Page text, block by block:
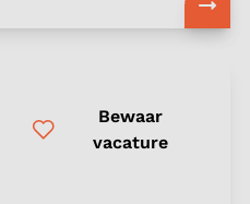
Bewaar
vacature